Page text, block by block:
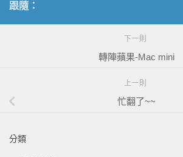
跟隨：
下一則
轉陣蘋果-Mac mini
上一則
忙翻了~~
分類